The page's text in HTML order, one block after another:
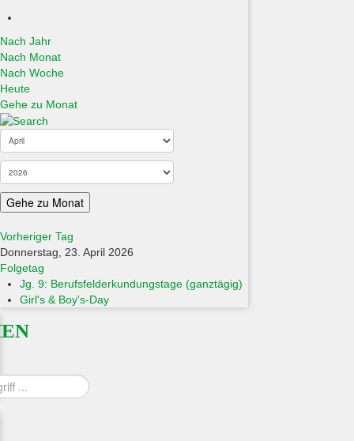
Nach Jahr
Nach Monat
Nach Woche
Heute
Gehe zu Monat
Gehe zu Monat
Vorheriger Tag
Donnerstag, 23. April 2026
Folgetag
Jg. 9: Berufsfelderkundungstage (ganztägig)
Girl's & Boy's-Day